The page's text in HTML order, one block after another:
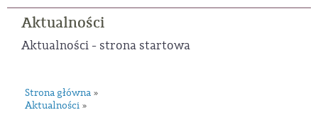
Aktualności
Aktualności - strona startowa
Strona główna »
Aktualności »